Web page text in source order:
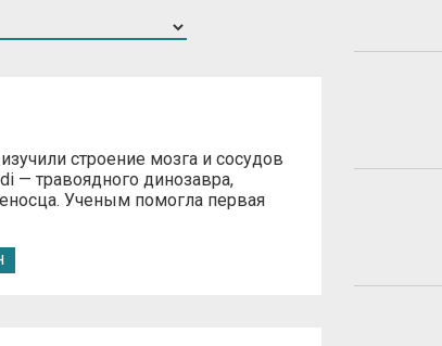
строение мозга и сосудов
— травоядного динозавра,
Ученым помогла первая